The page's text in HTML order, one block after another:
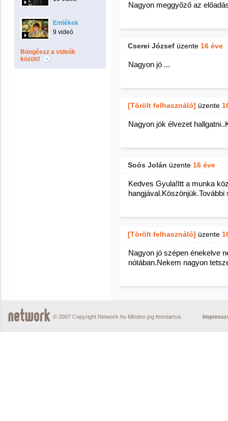
Emlékek
9 videó
Böngéssz a videók
között!
Nagyon meggyőző az
Cserei József üzente 16 éve
Nagyon jó ...
[Törölt felhasználó] üzente
Nagyon jók élvezet
Soós Jolán üzente 16 éve
Kedves Gyula!Itt a munka
hangjával.Köszönjük.További
[Törölt felhasználó] üzente
Nagyon jó szépen énekelve
nótában.Nekem nagyon
© 2007 Copyright Network.hu Minden jog fenntartva.